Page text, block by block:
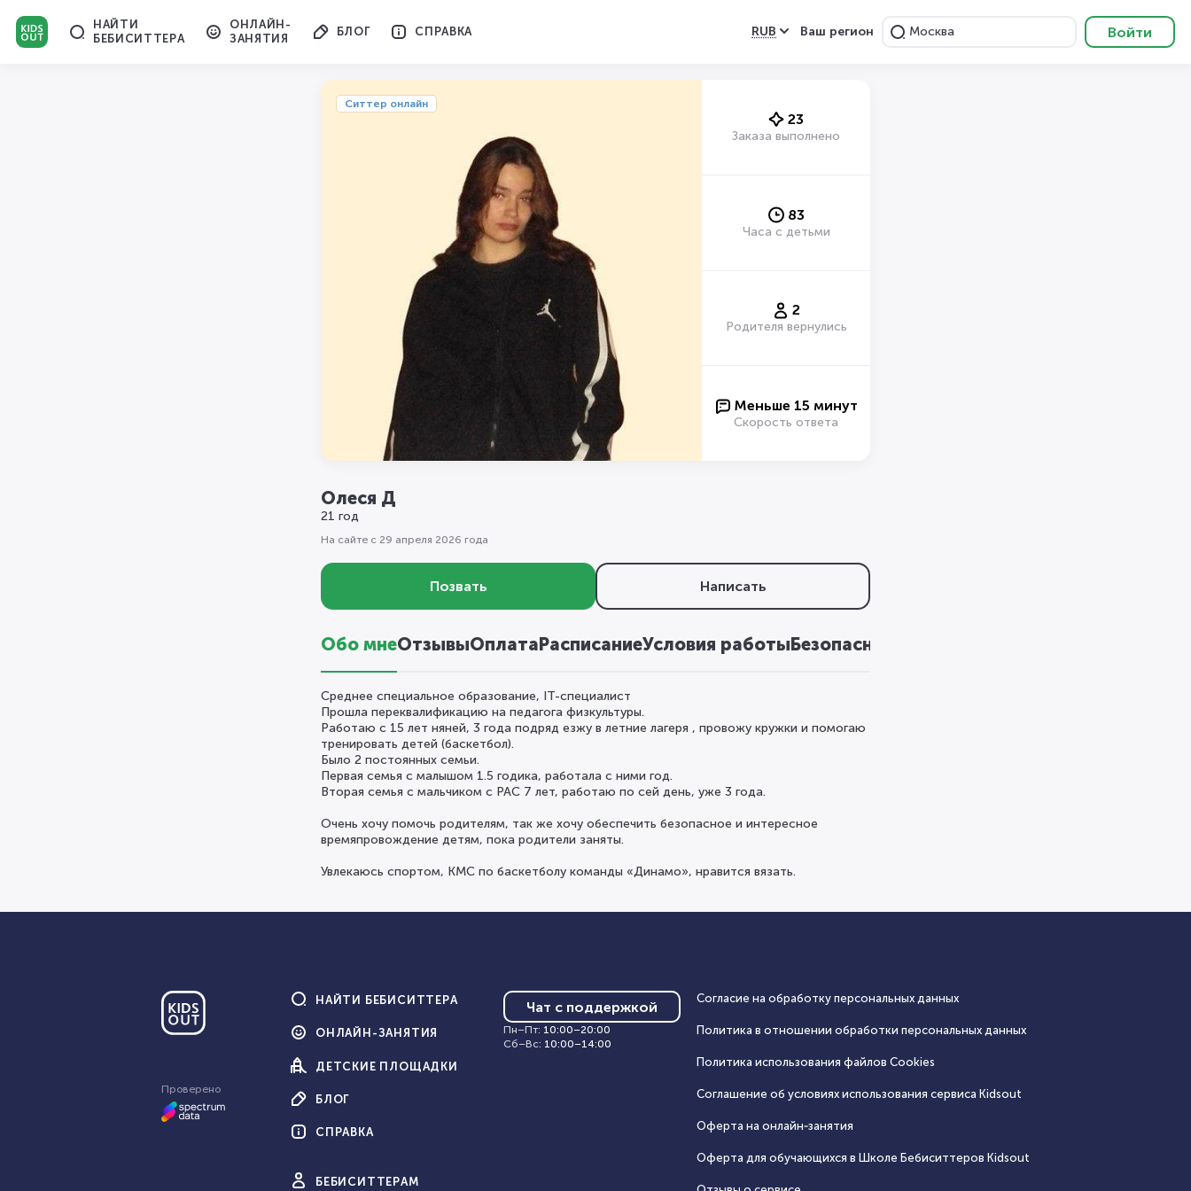
НАЙТИ
БЕБИСИТТЕРА
ОНЛАЙН-
ЗАНЯТИЯ
БЛОГ СПРАВКА RUB Ваш регион Москва Войти
Cиттер онлайн
23
Заказа выполнено
83
Часа с детьми
2
Родителя вернулись
Меньше 15 минут
Скорость ответа
Олеся Д
21 год
На сайте с 29 апреля 2026 года
Позвать Написать
Обо мнеОтзывыОплатаРасписаниеУсловия работыБезопасность
Среднее специальное образование, IT-специалист
Прошла переквалификацию на педагога физкультуры.
Работаю с 15 лет няней, 3 года подряд езжу в летние лагеря , провожу кружки и помогаю
тренировать детей (баскетбол).
Было 2 постоянных семьи.
Первая семья с малышом 1.5 годика, работала с ними год.
Вторая семья с мальчиком с РАС 7 лет, работаю по сей день, уже 3 года.
Очень хочу помочь родителям, так же хочу обеспечить безопасное и интересное
времяпровождение детям, пока родители заняты.
Увлекаюсь спортом, КМС по баскетболу команды «Динамо», нравится вязать.
Проверено
НАЙТИ БЕБИСИТТЕРА
ОНЛАЙН-ЗАНЯТИЯ
ДЕТСКИЕ ПЛОЩАДКИ
БЛОГ
СПРАВКА
БЕБИ СИТТЕРАМ
Чат с поддержкой
Пн–Пт: 10:00–20:00
Сб–Вс: 10:00–14:00
Согласие на обработку персональных данных
Политика в отношении обработки персональных данных
Политика использования файлов Cookies
Соглашение об условиях использования сервиса Кidsout
Оферта на онлайн‑занятия
Оферта для обучающихся в Школе Бебиситтеров Kidsout